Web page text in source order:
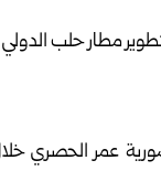
عمر الحصري